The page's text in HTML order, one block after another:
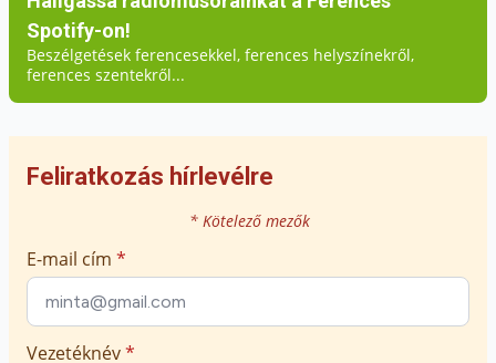
Spotify-on!
Beszélgetések ferencesekkel, ferences helyszínekről,
ferences szentekről...
Feliratkozás hírlevélre
* Kötelező mezők
E-mail cím *
Vezetéknév*